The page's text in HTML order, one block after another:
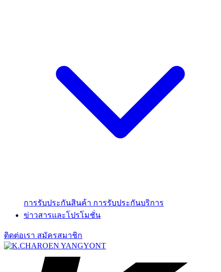
การรับประกันสินค้า การรับประกันบริการ
ข่าวสารและโปรโมชั่น
ติดต่อเรา สมัครสมาชิก